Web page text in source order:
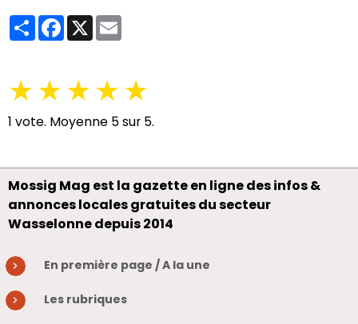
PartagerFacebook
X
★★★★★
1 vote. Moyenne 5sur 5.
Mossig Mag est la gazette en ligne des infos &
annonces locales gratuites du secteur
Wasselonne depuis 2014
En première page / A la une
Les rubriques